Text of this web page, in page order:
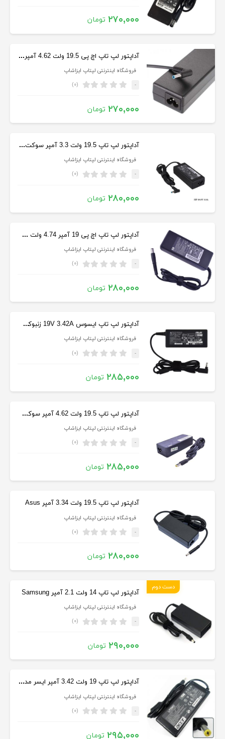
۲۷۰,۰۰۰ تومان
آداپتور لپ تاپ اچ پی 19.5 ولت 4.62 آمپر سر فیش آبی
فروشگاه اینترنتی لپتاپ ایزاشاپ
- (۰)
۲۷۰,۰۰۰ تومان
آداپتور لپ تاپ 19.5 ولت 3.3 آمپر سوکت ریز آبی HP اورجینال
فروشگاه اینترنتی لپتاپ ایزاشاپ
- (۰)
۲۸۰,۰۰۰ تومان
آداپتور لپ تاپ اچ پی 19 آمپر 4.74 ولت سوکت بزرگ
فروشگاه اینترنتی لپتاپ ایزاشاپ
- (۰)
۲۸۰,۰۰۰ تومان
آداپتور لپ تاپ ایسوس 19V 3.42A زنبوکی سرفیش بزرگ
فروشگاه اینترنتی لپتاپ ایزاشاپ
- (۰)
۲۸۵,۰۰۰ تومان
آداپتور لپ تاپ 19.5 ولت 4.62 آمپر سوکت یو اس بی Lenovo
فروشگاه اینترنتی لپتاپ ایزاشاپ
- (۰)
۲۸۵,۰۰۰ تومان
آداپتور لپ تاپ 19.5 ولت 3.34 آمپر Asus
فروشگاه اینترنتی لپتاپ ایزاشاپ
- (۰)
۲۸۰,۰۰۰ تومان
دست دوم
آداپتور لپ تاپ 14 ولت 2.1 آمپر Samsung
فروشگاه اینترنتی لپتاپ ایزاشاپ
- (۰)
۲۹۰,۰۰۰ تومان
آداپتور لپ تاپ 19 ولت 3.42 آمپر ایسر مدل PA-1700-02
فروشگاه اینترنتی لپتاپ ایزاشاپ
- (۰)
۲۹۵,۰۰۰ تومان